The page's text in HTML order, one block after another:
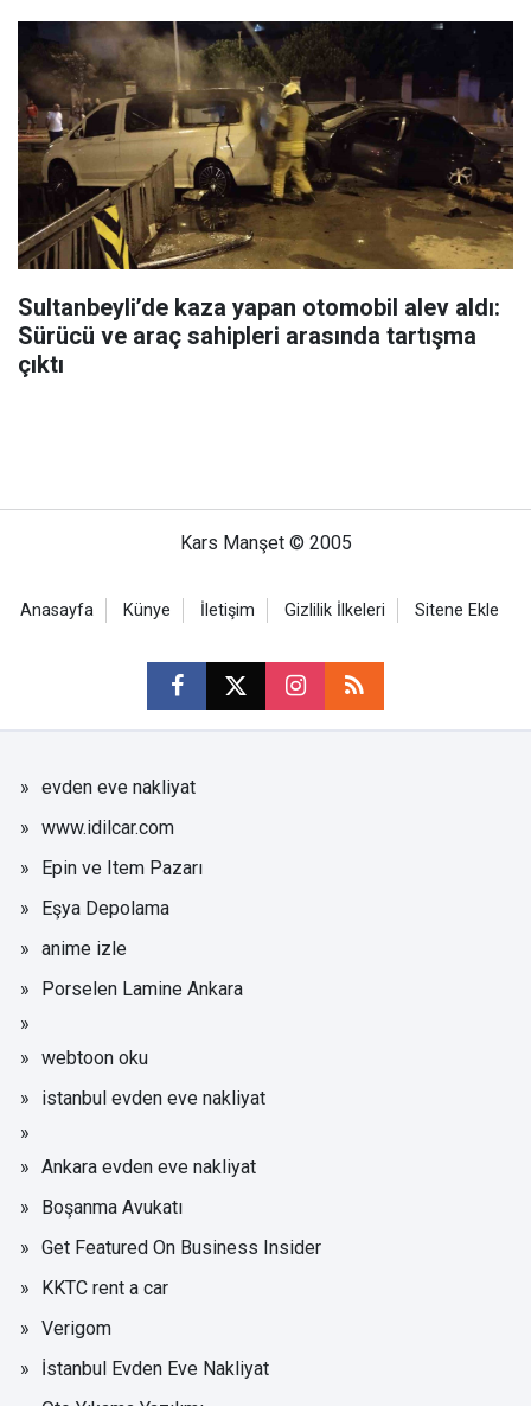
Sultanbeyli’de kaza yapan otomobil alev aldı:
Sürücü ve araç sahipleri arasında tartışma
çıktı
Kars Manşet © 2005
Anasayfa Künye İletişim Gizlilik İlkeleri Sitene Ekle
evden eve nakliyat
www.idilcar.com
Epin ve Item Pazarı
Eşya Depolama
anime izle
Porselen Lamine Ankara
webtoon oku
istanbul evden eve nakliyat
Ankara evden eve nakliyat
Boşanma Avukatı
Get Featured On Business Insider
KKTC rent a car
Verigom
İstanbul Evden Eve Nakliyat